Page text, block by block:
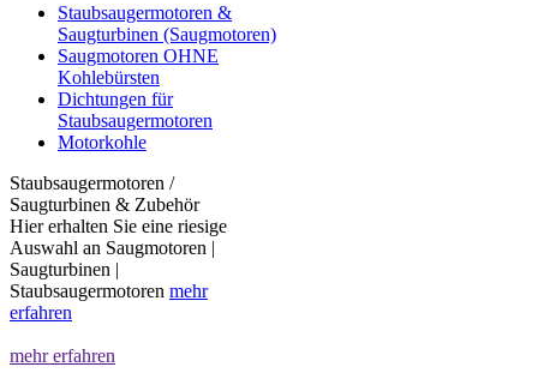
Staubsaugermotoren &
Saugturbinen (Saugmotoren)
Saugmotoren OHNE
Kohlebürsten
Dichtungen für
Staubsaugermotoren
Motorkohle
Staubsaugermotoren /
Saugturbinen & Zubehör
Hier erhalten Sie eine riesige
Auswahl an Saugmotoren |
Saugturbinen |
Staubsaugermotoren mehr
erfahren
mehr erfahren